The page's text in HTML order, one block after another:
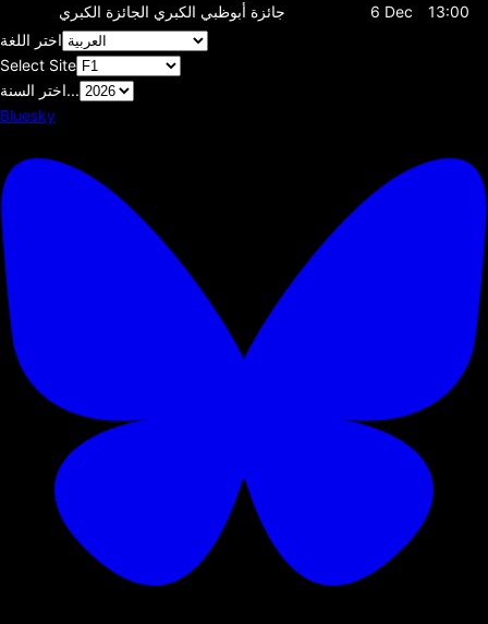
جائزة أبوظبي الكبري الجائزة الكبري 6 Dec
13:00
اختر اللغة
Select Site
اختر السنة...
Bluesky